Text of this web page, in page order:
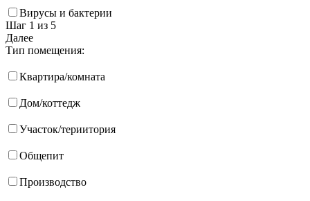
Вирусы и бактерии
Шаг 1 из 5
Далее
Тип помещения:
Квартира/комната
Дом/коттедж
Участок/териитория
Общепит
Производство